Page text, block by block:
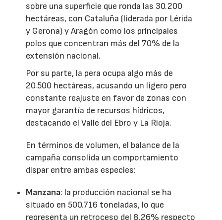
sobre una superficie que ronda las 30.200
hectáreas, con Cataluña (liderada por Lérida
y Gerona) y Aragón como los principales
polos que concentran más del 70% de la
extensión nacional.
Por su parte, la pera ocupa algo más de
20.500 hectáreas, acusando un ligero pero
constante reajuste en favor de zonas con
mayor garantía de recursos hídricos,
destacando el Valle del Ebro y La Rioja.
En términos de volumen, el balance de la
campaña consolida un comportamiento
dispar entre ambas especies:
Manzana: la producción nacional se ha
situado en 500.716 toneladas, lo que
representa un retroceso del 8,26% respecto